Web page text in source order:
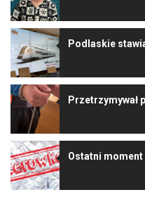
Podlaskie
Przetrzymywał
Ostatni moment